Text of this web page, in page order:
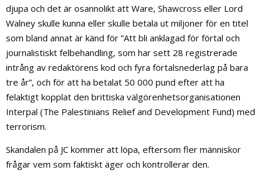
djupa och det är osannolikt att Ware, Shawcross eller Lord
Walney skulle kunna eller skulle betala ut miljoner för en titel
som bland annat är känd för ”Att bli anklagad för förtal och
journalistiskt felbehandling, som har sett 28 registrerade
intrång av redaktörens kod och fyra förtalsnederlag på bara
tre år”, och för att ha betalat 50 000 pund efter att ha
felaktigt kopplat den brittiska välgörenhetsorganisationen
Interpal (The Palestinians Relief and Development Fund) med
terrorism.
Skandalen på JC kommer att löpa, eftersom fler människor
frågar vem som faktiskt äger och kontrollerar den.